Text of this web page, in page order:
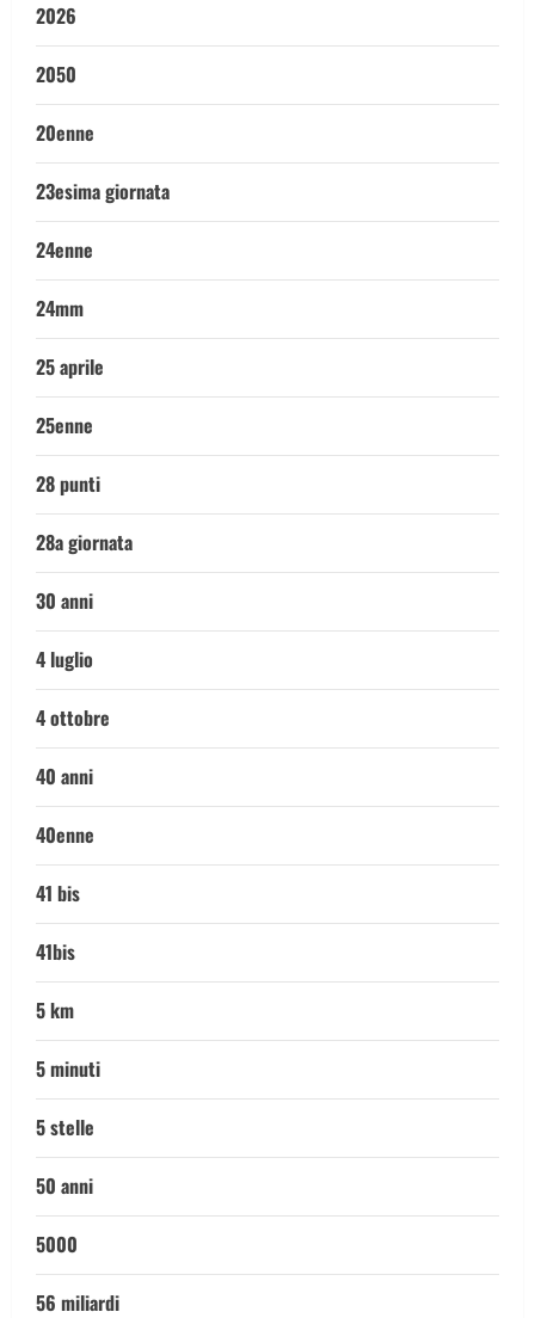
2026
2050
20enne
23esima giornata
24enne
24mm
25 aprile
25enne
28 punti
28a giornata
30 anni
4 luglio
4 ottobre
40 anni
40enne
41 bis
41bis
5 km
5 minuti
5 stelle
50 anni
5000
56 miliardi